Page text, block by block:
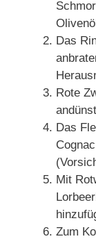
Das
Rote
Das
Mit
Zum